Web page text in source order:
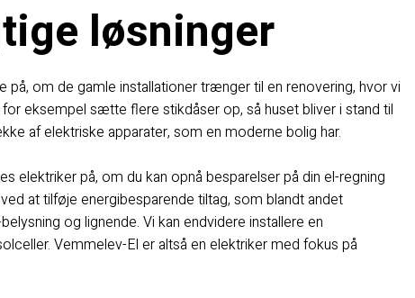
løsninger
på, om de gamle installationer trænger til en renovering, hvor vi
eksempel sætte flere stikdåser op, så huset bliver i stand til
af elektriske apparater, som en moderne bolig har.
elektriker på, om du kan opnå besparelser på din el-regning
at tilføje energibesparende tiltag, som blandt andet
og lignende. ​Vi kan endvidere installere en
Vemmelev-El er altså en elektriker med fokus på